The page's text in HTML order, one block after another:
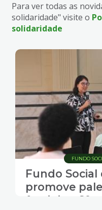
Para ver todas as
solidaridade" visite o
solidaridade
FUNDO
Fundo Social
promove
feminina 60+